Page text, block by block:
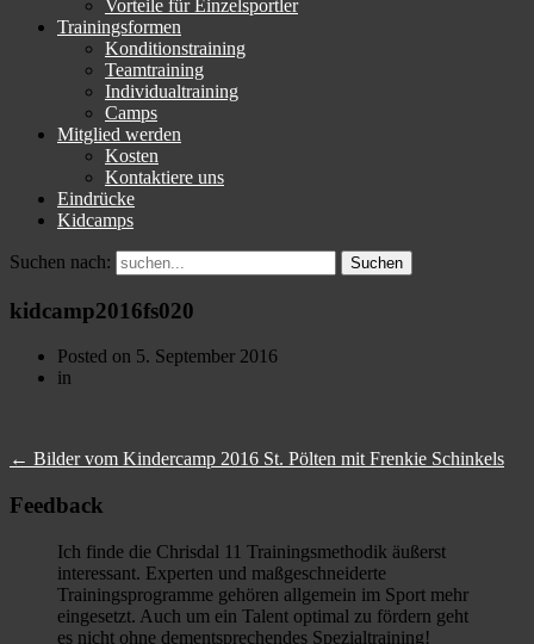
Vorteile für Einzelsportler
Trainingsformen
Konditionstraining
Teamtraining
Individualtraining
Camps
Mitglied werden
Kosten
Kontaktiere uns
Eindrücke
Kidcamps
Suchen nach:
kidcamp2016fs020
Posted on 5. September 2016
in
← Bilder vom Kindercamp 2016 St. Pölten mit Frenkie Schinkels
Feedback
Ich finde die Chrisdal 11 Trainingsmethodik äußerst
interessant. Experten und maßgeschneiderte
Trainingsprogramme gehören allgemein im Sport mehr
eingesetzt. Auch um ein Talent optimal zu fördern geht
es nicht ohne dementsprechendes Spezialtraining!